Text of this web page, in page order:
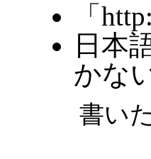
「
日本
かな
書い